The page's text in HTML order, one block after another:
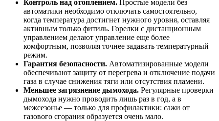
Контроль над отоплением. Простые модели без
автоматики необходимо отключать самостоятельно,
когда температура достигнет нужного уровня, оставляя
активным только фитиль. Горелки с дистанционным
управлением делают управление еще более
комфортным, позволяя точнее задавать температурный
режим.
Гарантия безопасности. Автоматизированные модели
обеспечивают защиту от перегрева и отключение подачи
газа в случае снижения тяги или отсутствия пламени.
Меньшее загрязнение дымохода. Регулярные проверки
дымохода нужно проводить лишь раз в год, а в
межсезонье — только для профилактики: сажи от
газового сгорания образуется очень мало.